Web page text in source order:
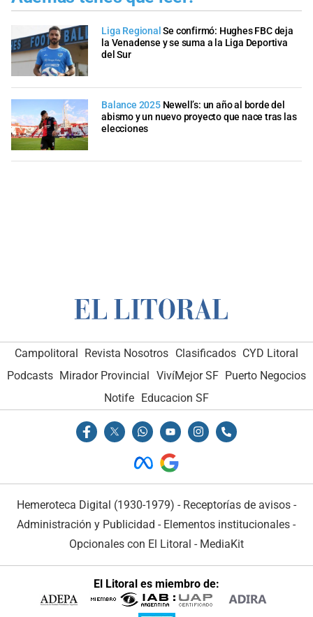
Liga Regional Se confirmó: Hughes FBC deja
la Venadense y se suma a la Liga Deportiva
del Sur
Balance 2025 Newell’s: un año al borde del
abismo y un nuevo proyecto que nace tras las
elecciones
Campolitoral Revista Nosotros Clasificados CYD Litoral
Podcasts Mirador Provincial VivíMejor SF Puerto Negocios
Notife Educacion SF
Hemeroteca Digital (1930-1979) - Receptorías de avisos -
Administración y Publicidad - Elementos institucionales -
Opcionales con El Litoral - MediaKit
El Litoral es miembro de: